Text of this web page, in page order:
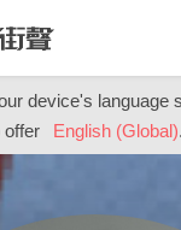
device's language
offer
English (Global).